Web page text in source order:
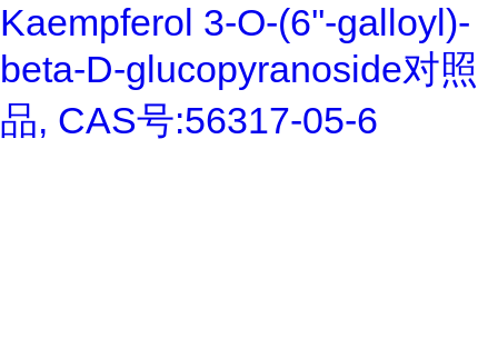
Kaempferol 3-O-(6''-galloyl)-
beta-D-glucopyranoside对照
品, CAS号:56317-05-6